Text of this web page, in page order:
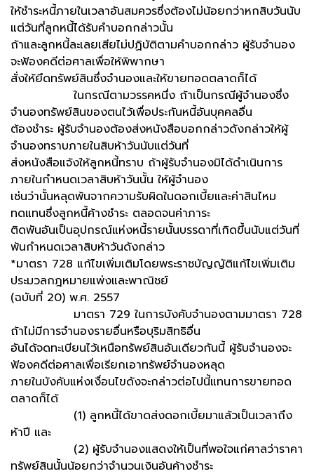
ให้ชำระหนี้ภายในเวลาอันสมควรซึ่งต้องไม่น้อยกว่าหกสิบวันนับ
แต่วันที่ลูกหนี้ได้รับคำบอกกล่าวนั้น
ถ้าและลูกหนี้ละเลยเสียไม่ปฏิบัติตามคำบอกกล่าว ผู้รับจำนอง
จะฟ้องคดีต่อศาลเพื่อให้พิพากษา
สั่งให้ยึดทรัพย์สินซึ่งจำนองและให้ขายทอดตลาดก็ได้
ในกรณีตามวรรคหนึ่ง ถ้าเป็นกรณีผู้จำนองซึ่ง
จำนองทรัพย์สินของตนไว้เพื่อประกันหนี้อันบุคคลอื่น
ต้องชำระ ผู้รับจำนองต้องส่งหนังสือบอกกล่าวดังกล่าวให้ผู้
จำนองทราบภายในสิบห้าวันนับแต่วันที่
ส่งหนังสือแจ้งให้ลูกหนี้ทราบ ถ้าผู้รับจำนองมิได้ดำเนินการ
ภายในกำหนดเวลาสิบห้าวันนั้น ให้ผู้จำนอง
เช่นว่านั้นหลุดพ้นจากความรับผิดในดอกเบี้ยและค่าสินไหม
ทดแทนซึ่งลูกหนี้ค้างชำระ ตลอดจนค่าภาระ
ติดพันอันเป็นอุปกรณ์แห่งหนี้รายนั้นบรรดาที่เกิดขึ้นนับแต่วันที่
พ้นกำหนดเวลาสิบห้าวันดังกล่าว
*มาตรา 728 แก้ไขเพิ่มเติมโดยพระราชบัญญัติแก้ไขเพิ่มเติม
ประมวลกฎหมายแพ่งและพาณิชย์
(ฉบับที่ 20) พ.ศ. 2557
มาตรา 729 ในการบังคับจำนองตามมาตรา 728
ถ้าไม่มีการจำนองรายอื่นหรือบุริมสิทธิอื่น
อันได้จดทะเบียนไว้เหนือทรัพย์สินอันเดียวกันนี้ ผู้รับจำนองจะ
ฟ้องคดีต่อศาลเพื่อเรียกเอาทรัพย์จำนองหลุด
ภายในบังคับแห่งเงื่อนไขดังจะกล่าวต่อไปนี้แทนการขายทอด
ตลาดก็ได้
(1) ลูกหนี้ได้ขาดส่งดอกเบี้ยมาแล้วเป็นเวลาถึง
ห้าปี และ
(2) ผู้รับจำนองแสดงให้เป็นที่พอใจแก่ศาลว่าราคา
ทรัพย์สินนั้นน้อยกว่าจำนวนเงินอันค้างชำระ